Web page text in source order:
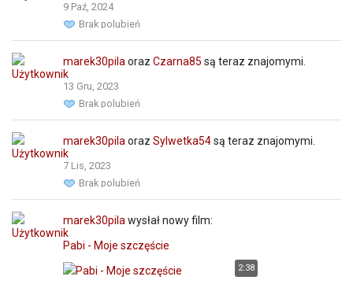
9 Paź, 2024
Brak polubień
marek30pila oraz Czarna85 są teraz znajomymi.
13 Gru, 2023
Brak polubień
marek30pila oraz Sylwetka54są teraz znajomymi.
7 Lis, 2023
Brak polubień
marek30pila wysłał nowy film:
Pabi - Moje szczęście
2:38